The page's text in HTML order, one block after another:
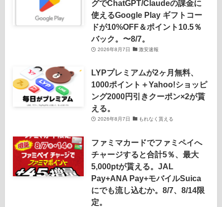
グでChatGPT/Claudeの課金に
使えるGoogle Play ギフトコー
ドが10%OFF＆ポイント10.5％
バック。〜8/7。
2026年8月7日 激安速報
LYPプレミアムが2ヶ月無料、
1000ポイント＋Yahoo!ショッピ
ング2000円引きクーポン×2が貰
える。
2026年8月7日 もれなく貰える
ファミマカードでファミペイへ
チャージすると合計5％、最大
5,000ptが貰える。JAL
Pay+ANA Pay+モバイルSuica
にでも流し込むか。8/7、8/14限
定。